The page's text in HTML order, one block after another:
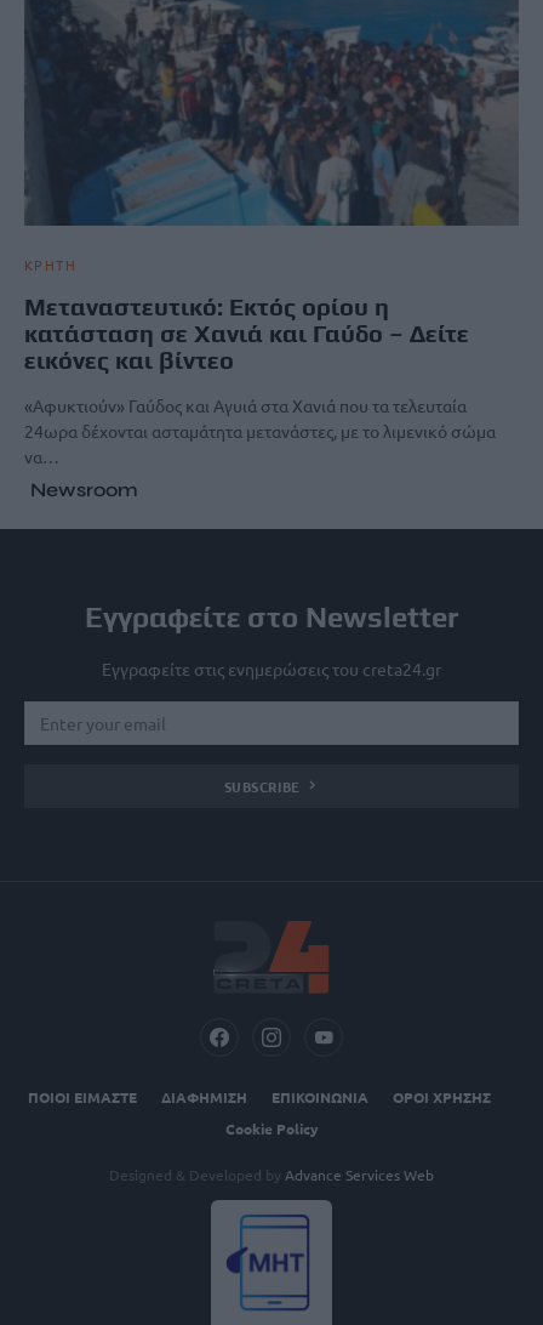
ΚΡΗΤΗ
Μεταναστευτικό: Εκτός ορίου η
κατάσταση σε Χανιά και Γαύδο – Δείτε
εικόνες και βίντεο
«Αφυκτιούν» Γαύδος και Αγυιά στα Χανιά που τα τελευταία
24ωρα δέχονται ασταμάτητα μετανάστες, με το λιμενικό σώμα
να…
Newsroom
Εγγραφείτε στο Newsletter
Εγγραφείτε στις ενημερώσεις του creta24.gr
SUBSCRIBE
ΠΟΙΟΙ ΕΙΜΑΣΤΕ ΔΙΑΦΗΜΙΣΗ ΕΠΙΚΟΙΝΩΝΙΑ
ΟΡΟΙ ΧΡΗΣΗΣ
Cookie Policy
Designed & Developed by Advance Services Web